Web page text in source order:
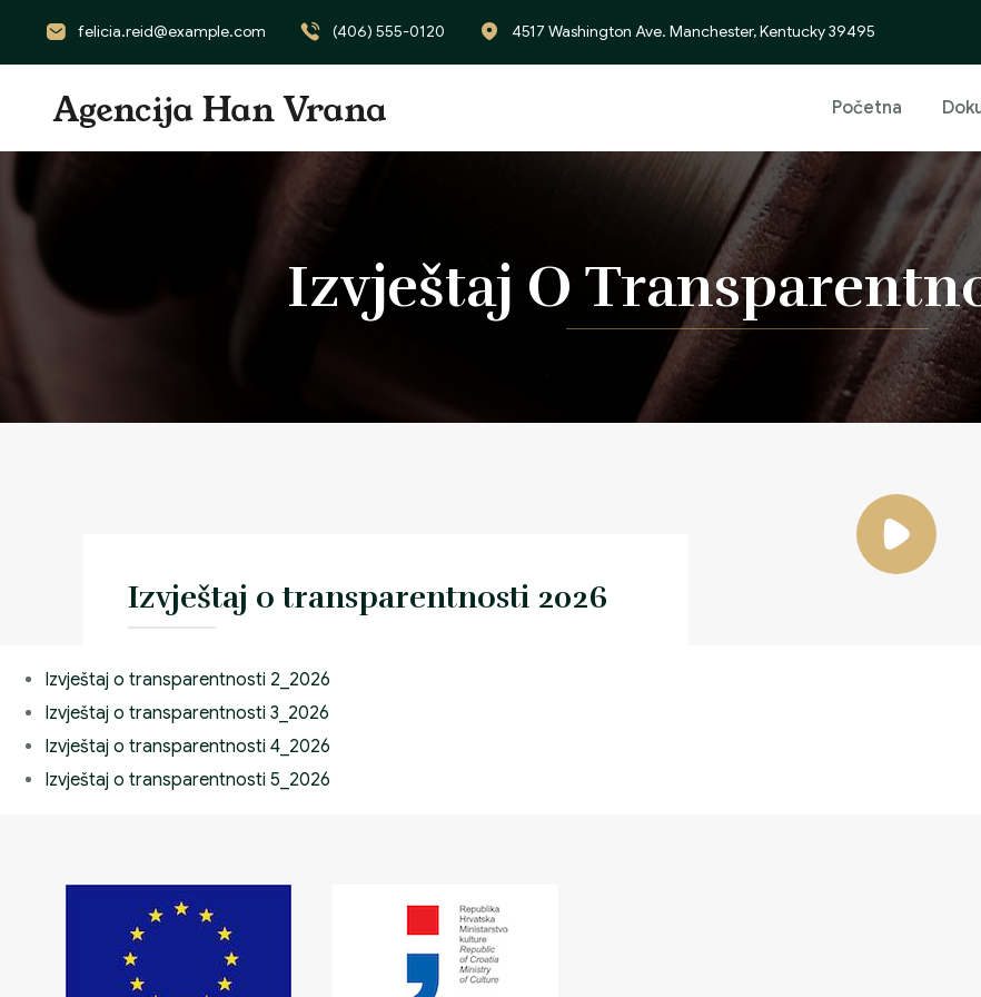
felicia.reid@example.com (406) 555-0120 4517 Washington Ave. Manchester, Kentucky 39495
Početna
Izvještaj O
Izvještaj o transparentnosti 2026
Izvještaj o transparentnosti 2_2026 Izvještaj o
transparentnosti 3_2026 Izvještaj o transparentnosti
4_2026 Izvještaj o transparentnosti 5_2026
Izvještaj o transparentnosti 2_2026
Izvještaj o transparentnosti 3_2026
Izvještaj o transparentnosti 4_2026
Izvještaj o transparentnosti 5_2026